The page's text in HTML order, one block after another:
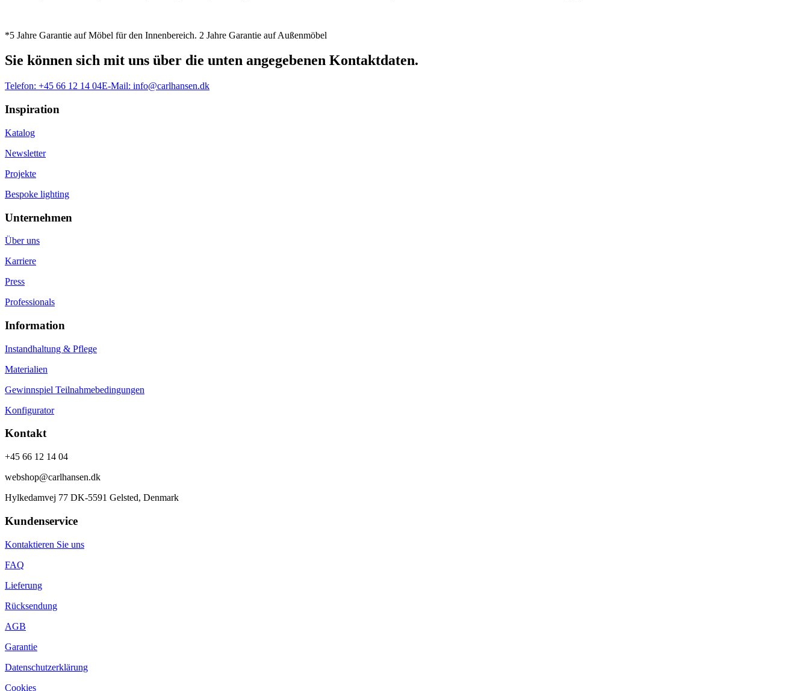
*5 Jahre Garantie auf Möbel für den Innenbereich. 2 Jahre Garantie auf Außenmöbel
Sie können sich mit uns über die unten angegebenen Kontaktdaten.
Telefon: +45 66 12 14 04E-Mail: info@carlhansen.dk
Inspiration
Katalog
Newsletter
Projekte
Bespoke lighting
Unternehmen
Über uns
Karriere
Press
Professionals
Information
Instandhaltung & Pflege
Materialien
Gewinnspiel Teilnahmebedingungen
Konfigurator
Kontakt
+45 66 12 14 04
webshop@carlhansen.dk
Hylkedamvej 77 DK-5591 Gelsted, Denmark
Kundenservice
Kontaktieren Sie uns
FAQ
Lieferung
Rücksendung
AGB
Garantie
Datenschutzerklärung
Cookies